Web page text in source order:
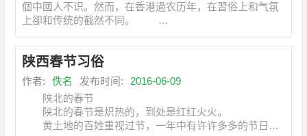
個中國人不识。然而，在香港過农历年，在習俗上和气氛
上卻和传统的截然不同。
陕西春节习俗
作者: 佚名 发布时间:
2016-06-09
陕北的春节
陕北的春节是炽热的，到处是红红火火。
黄土地的百姓重视过节，一年中有许许多多的节日，